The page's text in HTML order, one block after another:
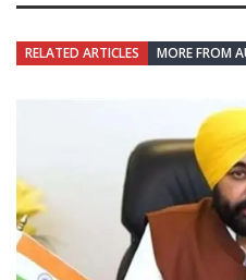
RELATED ARTICLES MORE FROM